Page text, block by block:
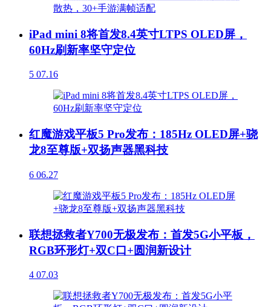
iPad mini 8将首发8.4英寸LTPS OLED屏，
60Hz刷新率坚守定位
5 07.16
红魔游戏平板5 Pro发布：185Hz OLED屏+骁
龙8至尊版+双扬声器黑科技
6 06.27
联想拯救者Y700无极发布：首发5G小平板，
RGB环形灯+双C口+圆润新设计
4 07.03